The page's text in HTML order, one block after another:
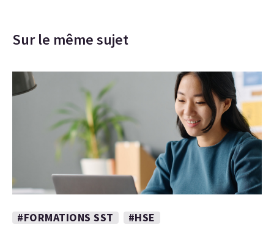
Sur le même sujet
#FORMATIONS SST
#HSE